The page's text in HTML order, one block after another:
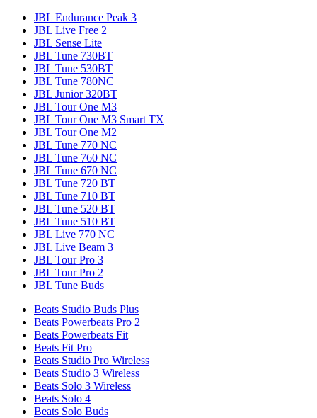
JBL Endurance Peak 3
JBL Live Free 2
JBL Sense Lite
JBL Tune 730BT
JBL Tune 530BT
JBL Tune 780NC
JBL Junior 320BT
JBL Tour One M3
JBL Tour One M3 Smart TX
JBL Tour One M2
JBL Tune 770 NC
JBL Tune 760 NC
JBL Tune 670 NC
JBL Tune 720 BT
JBL Tune 710 BT
JBL Tune 520 BT
JBL Tune 510 BT
JBL Live 770 NC
JBL Live Beam 3
JBL Tour Pro 3
JBL Tour Pro 2
JBL Tune Buds
Beats Studio Buds Plus
Beats Powerbeats Pro 2
Beats Powerbeats Fit
Beats Fit Pro
Beats Studio Pro Wireless
Beats Studio 3 Wireless
Beats Solo 3 Wireless
Beats Solo 4
Beats Solo Buds